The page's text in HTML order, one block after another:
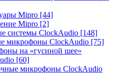
Mipro [44]
Mipro [2]
системы ClockAudio [148]
микрофоны ClockAudio [75]
на «гусиной шее»
[60]
микрофоны ClockAudio